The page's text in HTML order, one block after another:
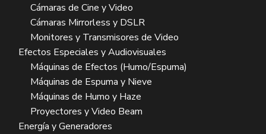
Cámaras de Cine y Video
Cámaras Mirrorless y DSLR
Monitores y Transmisores de Video
Efectos Especiales y Audiovisuales
Máquinas de Efectos (Humo/Espuma)
Máquinas de Espuma y Nieve
Máquinas de Humo y Haze
Proyectores y Video Beam
Energía y Generadores